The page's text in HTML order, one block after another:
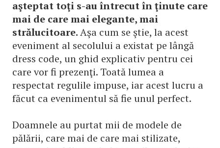
aşteptat toţi s-au întrecut în ţinute care
mai de care mai elegante, mai
strălucitoare.Aşa cum se ştie, la acest
eveniment al secolului a existat pe lângă
dress code, un ghid explicativ pentru cei
care vor fi prezenţi. Toată lumea a
respectat regulile impuse, iar acest lucru a
făcut ca evenimentul să fie unul perfect.
Doamnele au purtat mii de modele de
pălării, care mai de care mai stilizate,